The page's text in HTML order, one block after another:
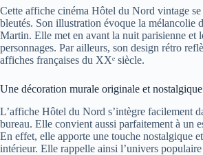
Cette affiche cinéma Hôtel du Nord vintage se
bleutés. Son illustration évoque la mélancolie
Martin. Elle met en avant la nuit parisienne et
personnages. Par ailleurs, son design rétro
affiches françaises du XXᵉ siècle.
Une décoration murale originale et nostalgique
L’affiche Hôtel du Nord s’intègre facilement
bureau. Elle convient aussi parfaitement à un
En effet, elle apporte une touche nostalgique
intérieur. Elle rappelle ainsi l’univers populaire